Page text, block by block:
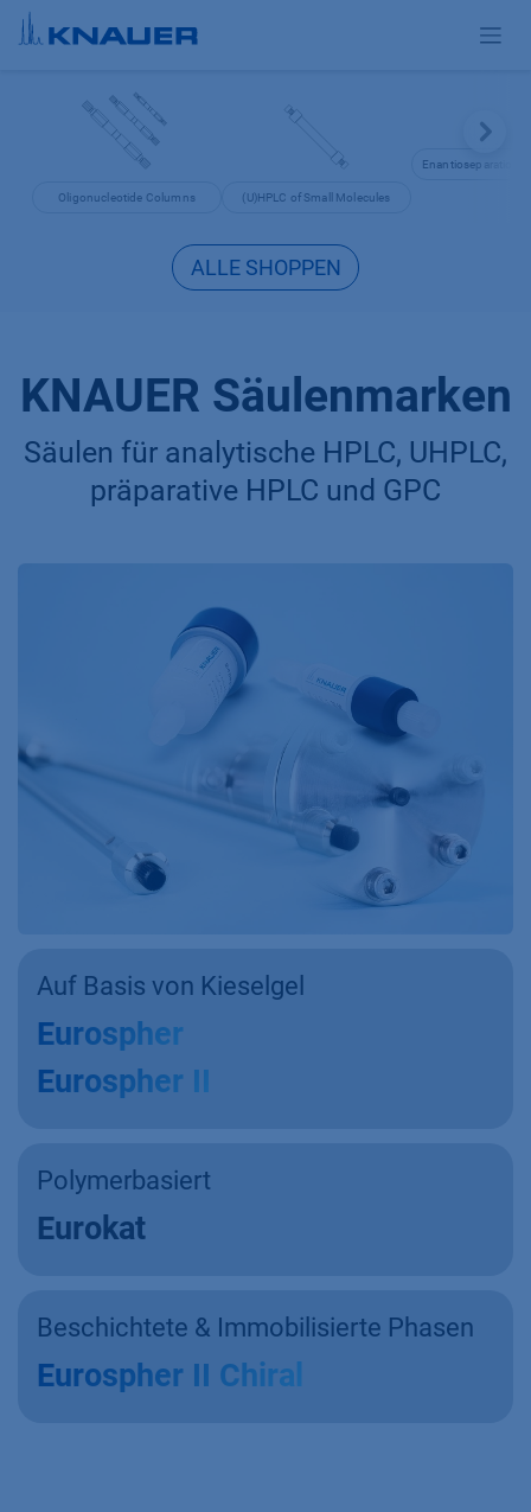
Zum Inhalt springen
Oligonucleotide Columns (U)HPLC of Small Molecules
Enantioseparation
ALLE SHOPPEN
KNAUER Säulenmarken
Säulen für analytische HPLC, UHPLC,
präparative HPLC und GPC
Auf Basis von Kieselgel
Eurospher
Eurospher II
Polymerbasiert
Eurokat
Beschichtete & Immobilisierte Phasen
Eurospher II Chiral